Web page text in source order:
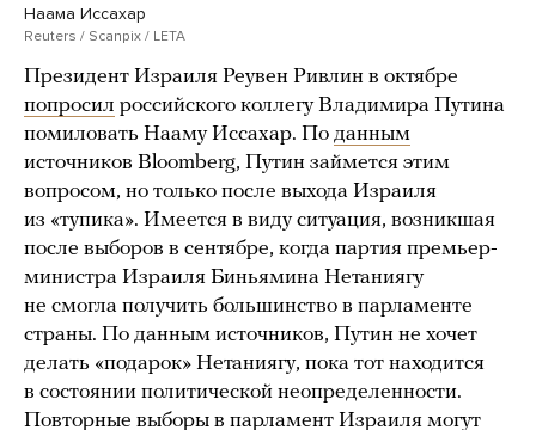
Наама Иссахар
Reuters / Scanpix / LETA
Президент Израиля Реувен Ривлин в октябре
попросил российского коллегу Владимира Путина
помиловать Нааму Иссахар. По данным
источников Bloomberg, Путин займется этим
вопросом, но только после выхода Израиля
из «тупика». Имеется в виду ситуация, возникшая
после выборов в сентябре, когда партия премьер-
министра Израиля Биньямина Нетаниягу
не смогла получить большинство в парламенте
страны. По данным источников, Путин не хочет
делать «подарок» Нетаниягу, пока тот находится
в состоянии политической неопределенности.
Повторные выборы в парламент Израиля могут